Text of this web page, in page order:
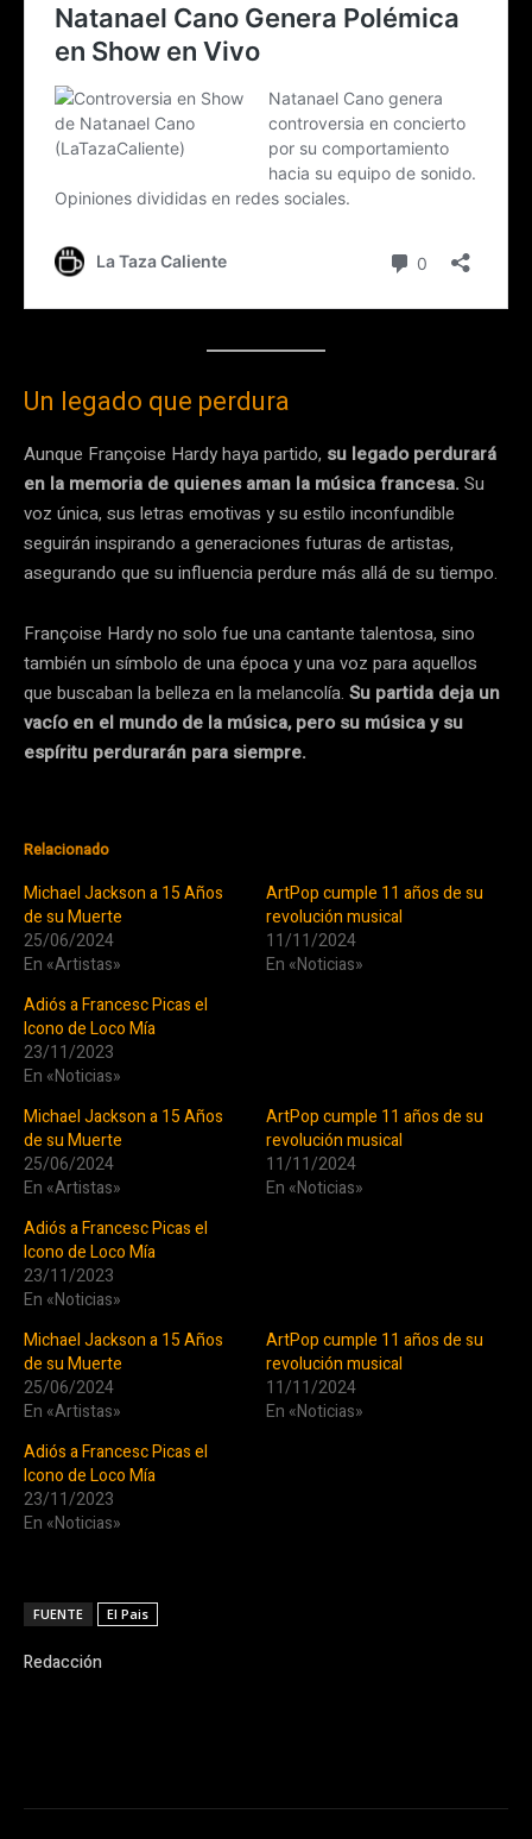
Un legado que perdura
Aunque Françoise Hardy haya partido, su legado perdurará
en la memoria de quienes aman la música francesa. Su
voz única, sus letras emotivas y su estilo inconfundible
seguirán inspirando a generaciones futuras de artistas,
asegurando que su influencia perdure más allá de su tiempo.
Françoise Hardy no solo fue una cantante talentosa, sino
también un símbolo de una época y una voz para aquellos
que buscaban la belleza en la melancolía. Su partida deja un
vacío en el mundo de la música, pero su música y su
espíritu perdurarán para siempre.
Relacionado
Michael Jackson a 15 Años
de su Muerte
25/06/2024
En «Artistas»
ArtPop cumple 11 años de su
revolución musical
11/11/2024
En «Noticias»
Adiós a Francesc Picas el
Icono de Loco Mía
23/11/2023
En «Noticias»
Michael Jackson a 15 Años
de su Muerte
25/06/2024
En «Artistas»
ArtPop cumple 11 años de su
revolución musical
11/11/2024
En «Noticias»
Adiós a Francesc Picas el
Icono de Loco Mía
23/11/2023
En «Noticias»
Michael Jackson a 15 Años
de su Muerte
25/06/2024
En «Artistas»
ArtPop cumple 11 años de su
revolución musical
11/11/2024
En «Noticias»
Adiós a Francesc Picas el
Icono de Loco Mía
23/11/2023
En «Noticias»
FUENTE El Pais
Redacción